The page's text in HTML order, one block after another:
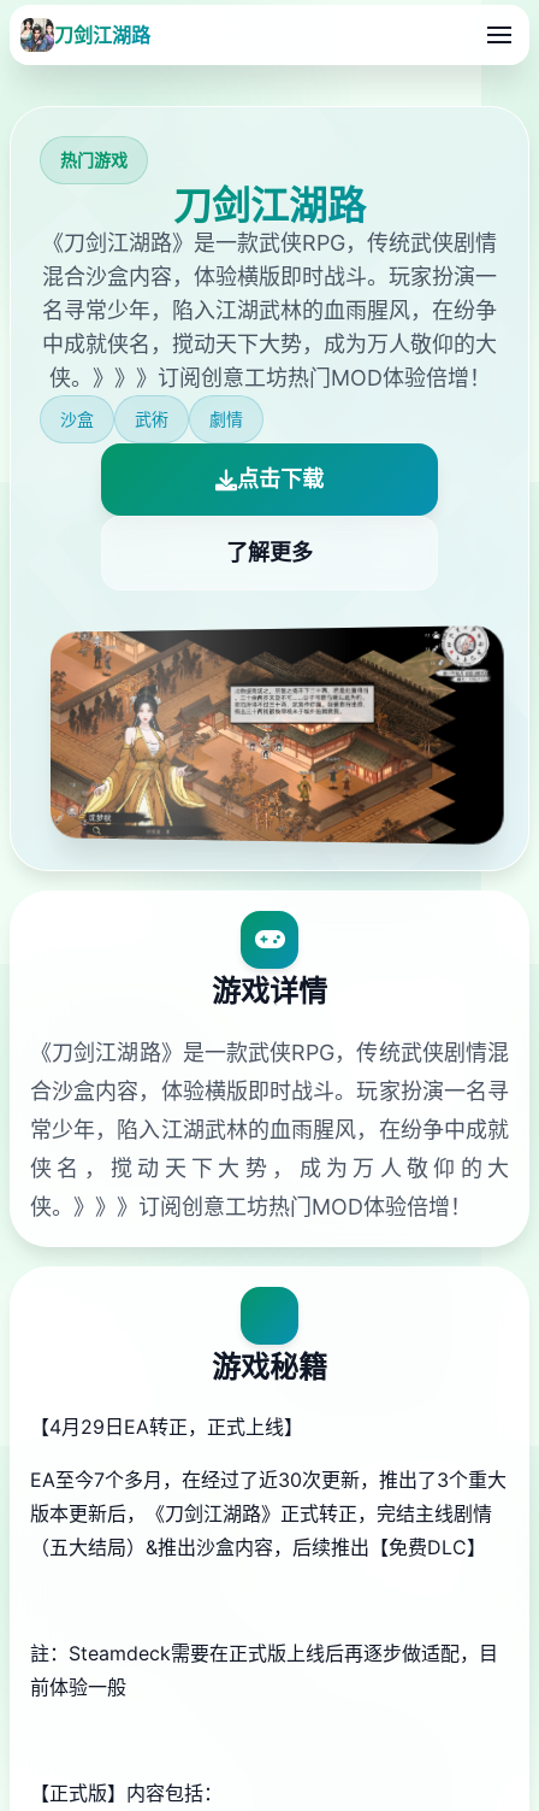
刀剑江湖路
热门游戏
刀剑江湖路
《刀剑江湖路》是一款武侠RPG，传统武侠剧情
混合沙盒内容，体验横版即时战斗。玩家扮演一
名寻常少年，陷入江湖武林的血雨腥风，在纷争
中成就侠名，搅动天下大势，成为万人敬仰的大
侠。》》》订阅创意工坊热门MOD体验倍增！
沙盒 武術 劇情
点击下载
了解更多
游戏详情
《刀剑江湖路》是一款武侠RPG，传统武侠剧情混
合沙盒内容，体验横版即时战斗。玩家扮演一名寻
常少年，陷入江湖武林的血雨腥风，在纷争中成就
侠名，搅动天下大势，成为万人敬仰的大
侠。》》》订阅创意工坊热门MOD体验倍增！
游戏秘籍
【4月29日EA转正，正式上线】
EA至今7个多月，在经过了近30次更新，推出了3个重大
版本更新后，《刀剑江湖路》正式转正，完结主线剧情
（五大结局）&推出沙盒内容，后续推出【免费DLC】
註：Steamdeck需要在正式版上线后再逐步做适配，目
前体验一般
【正式版】内容包括：